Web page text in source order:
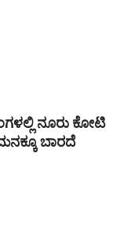
ನೂರು ಕೋಟಿ
ಬಾರದೆ